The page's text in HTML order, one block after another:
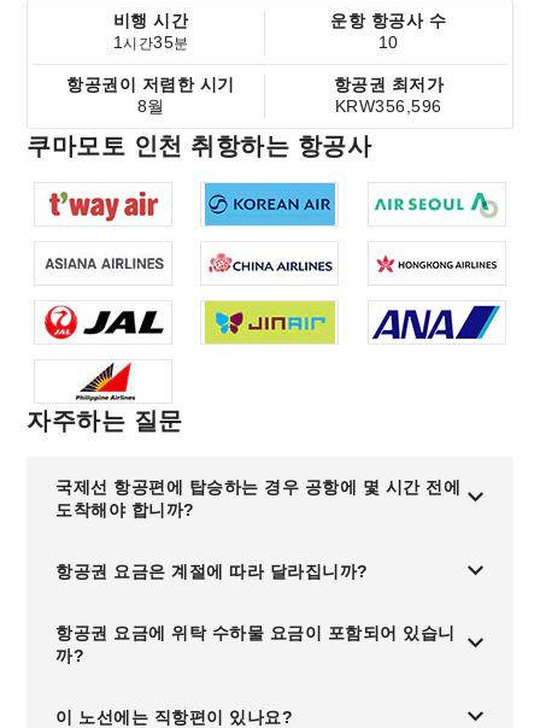
비행 시간
1시간35분
운항 항공사 수
10
항공권이 저렴한 시기
8월
항공권 최저가
KRW356,596
쿠마모토 인천 취항하는 항공사
자주하는 질문
국제선 항공편에 탑승하는 경우 공항에 몇 시간 전에
도착해야 합니까?
항공권 요금은 계절에 따라 달라집니까?
항공권 요금에 위탁 수하물 요금이 포함되어 있습니
까?
이 노선에는 직항편이 있나요?